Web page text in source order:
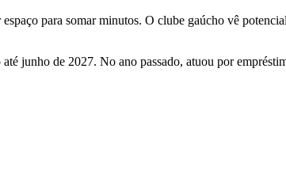
para somar minutos. O clube gaúcho vê
junho de 2027. No ano passado, atuou por